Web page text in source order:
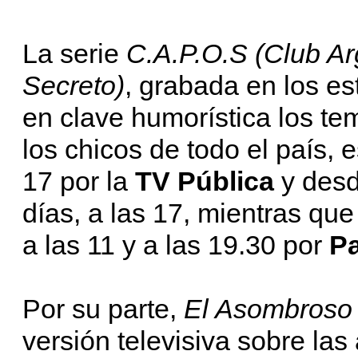
La serie C.A.P.O.S (Club
Secreto), grabada en los
en clave humorística los
los chicos de todo el país,
17 por la TV Pública y
días, a las 17, mientras
a las 11 y a las 19.30 por
Por su parte, El
versión televisiva sobre